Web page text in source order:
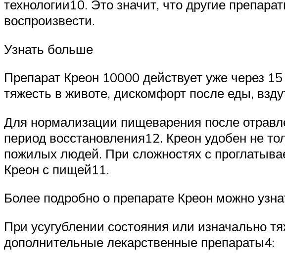
технологии10. Это значит, что другие
воспроизвести.
Узнать больше
Препарат Креон 10000 действует уже через
тяжесть в животе, дискомфорт после еды,
Для нормализации пищеварения после
период восстановления12. Креон удобен не
пожилых людей. При сложностях с
Креон с пищей11.
Более подробно о препарате Креон можно
При усугублении состояния или изначально
дополнительные лекарственные препараты4: